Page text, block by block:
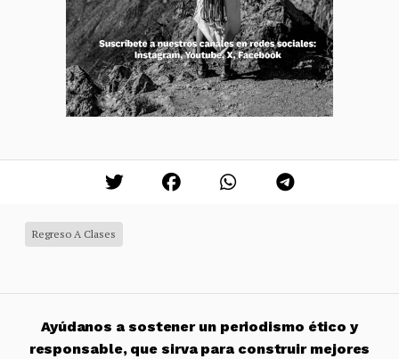
Regreso A Clases
Ayúdanos a sostener un periodismo ético y
responsable, que sirva para construir mejores